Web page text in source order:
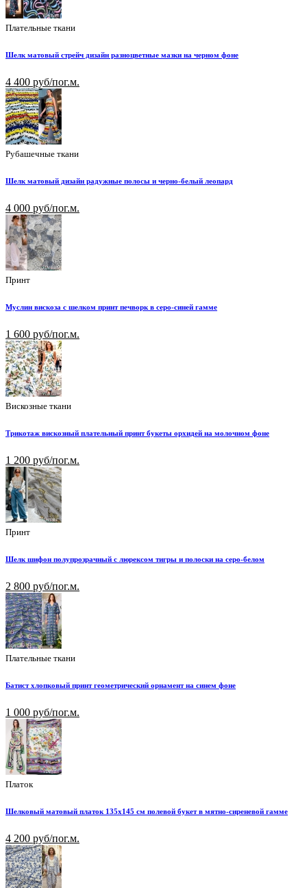
Плательные ткани
Шелк матовый стрейч дизайн разноцветные мазки на черном фоне
4 400 руб/пог.м.
Рубашечные ткани
Шелк матовый дизайн радужные полосы и черно-белый леопард
4 000 руб/пог.м.
Принт
Муслин вискоза с шелком принт печворк в серо-синей гамме
1 600 руб/пог.м.
Вискозные ткани
Трикотаж вискозный плательный принт букеты орхидей на молочном фоне
1 200 руб/пог.м.
Принт
Шелк шифон полупрозрачный с люрексом тигры и полоски на серо-белом
2 800 руб/пог.м.
Плательные ткани
Батист хлопковый принт геометрический орнамент на синем фоне
1 000 руб/пог.м.
Платок
Шелковый матовый платок 135х145 см полевой букет в мятно-сиреневой гамме
4 200 руб/пог.м.